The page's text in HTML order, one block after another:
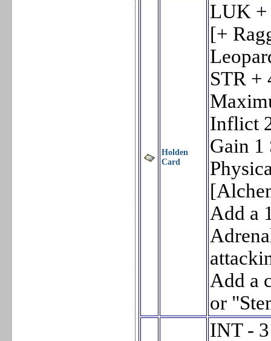
Holden
Card
LUK +
[+
STR +
Inflict
Gain 1
Add a
Add a
or
INT - 3